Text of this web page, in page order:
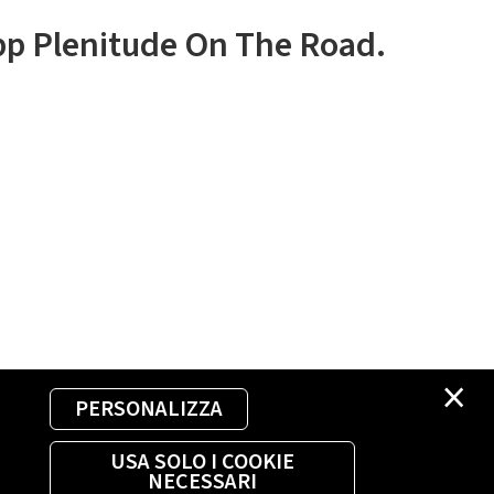
×
PERSONALIZZA
USA SOLO I COOKIE
NECESSARI
Plenitude On The Road.